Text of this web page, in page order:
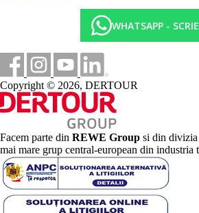
WHATSAPP -
Copyright © 2026, DERTOUR
Facem parte din REWE Group si din divizia
mai mare grup central-european din industria